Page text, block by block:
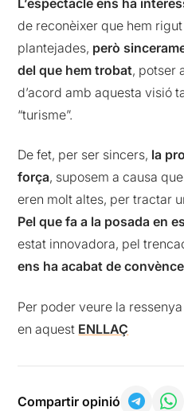
L’espectacle ens ha
de reconèixer que hem
plantejades, però
del que hem trobat, potser
d’acord amb aquesta visió
“turisme”.
De fet, per ser sincers, la
força, suposem a causa
eren molt altes, per tractar
Pel que fa a la posada en
estat innovadora, pel
ens ha acabat de
Per poder veure la
en aquest ENLLAÇ
Compartir opinió